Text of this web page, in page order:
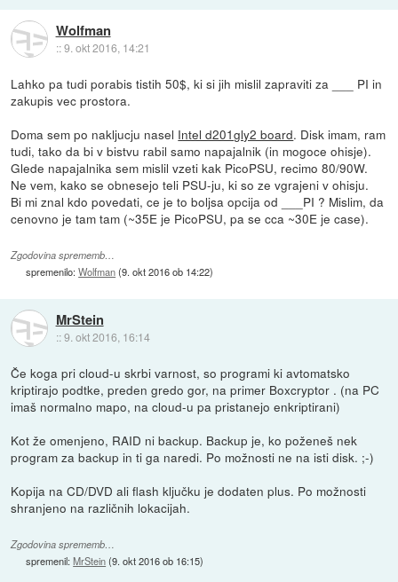
Wolfman
::9. okt 2016, 14:21
Lahko pa tudi porabis tistih 50$, ki si jih mislil zapraviti za ___ PI in
zakupis vec prostora.
Doma sem po nakljucju nasel Intel d201gly2 board. Disk imam, ram
tudi, tako da bi v bistvu rabil samo napajalnik (in mogoce ohisje).
Glede napajalnika sem mislil vzeti kak PicoPSU, recimo 80/90W.
Ne vem, kako se obnesejo teli PSU-ju, ki so ze vgrajeni v ohisju.
Bi mi znal kdo povedati, ce je to boljsa opcija od ___PI ? Mislim, da
cenovno je tam tam (~35E je PicoPSU, pa se cca ~30E je case).
Zgodovina sprememb…
spremenilo:Wolfman(9. okt 2016 ob 14:22)
MrStein
::9. okt 2016, 16:14
Če koga pri cloud-u skrbi varnost, so programi ki avtomatsko
kriptirajo podtke, preden gredo gor, na primer Boxcryptor . (na PC
imaš normalno mapo, na cloud-u pa pristanejo enkriptirani)
Kot že omenjeno, RAID ni backup. Backup je, ko poženeš nek
program za backup in ti ga naredi. Po možnosti ne na isti disk. ;-)
Kopija na CD/DVD ali flash ključku je dodaten plus. Po možnosti
shranjeno na različnih lokacijah.
Zgodovina sprememb…
spremenil:MrStein(9. okt 2016 ob 16:15)